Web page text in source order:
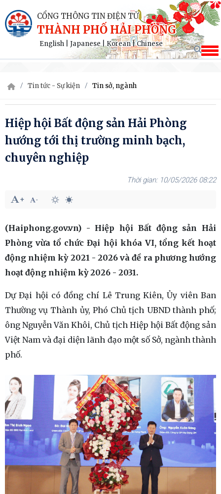
CỔNG THÔNG TIN ĐIỆN TỬ
THÀNH PHỐ HẢI PHÒNG
English Japanese|Korean|Chinese
Tin tức - Sự kiện Tin sở, ngành
Hiệp hội Bất động sản Hải Phòng
hướng tới thị trường minh bạch,
chuyên nghiệp
10/05/2026 08:22
(Haiphong.gov.vn) - Hiệp hội Bất động sản Hải
Phòng vừa tổ chức Đại hội khóa VI, tổng kết hoạt
động nhiệm kỳ 2021 - 2026 và đề ra phương hướng
hoạt động nhiệm kỳ 2026 - 2031.
Dự Đại hội có đồng chí Lê Trung Kiên, Ủy viên Ban
Thường vụ Thành ủy, Phó Chủ tịch UBND thành phố;
ông Nguyễn Văn Khôi, Chủ tịch Hiệp hội Bất động sản
Việt Nam và đại diện lãnh đạo một số Sở, ngành thành
phố.